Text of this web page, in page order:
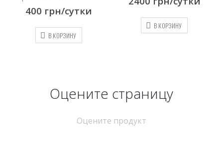
сутки
Оцените страницу
Оцените продукт